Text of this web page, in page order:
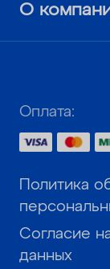
О
Оплата:
Политика
Согласие
данных